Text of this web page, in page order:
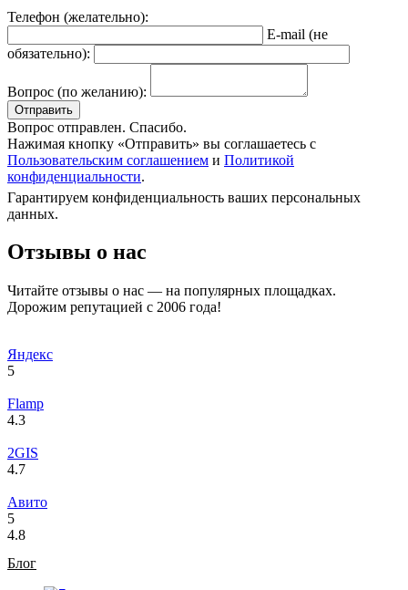
Телефон (желательно):
E-mail (не
обязательно):
Вопрос (по желанию):
Вопрос отправлен. Спасибо.
Нажимая кнопку «Отправить» вы соглашаетесь с
Пользовательским соглашением и Политикой
конфиденциальности.
Гарантируем конфиденциальность ваших персональных
данных.
Отзывы о нас
Читайте отзывы о нас — на популярных площадках.
Дорожим репутацией с 2006 года!
Яндекс
5
Flamp
4.3
2GIS
4.7
Авито
5
4.8
Блог